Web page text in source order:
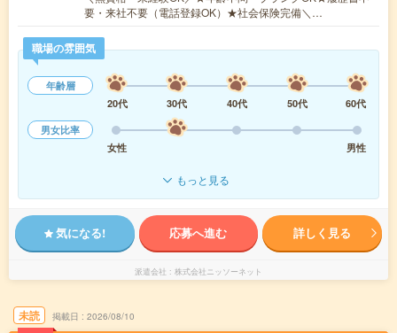
要・来社不要（電話登録OK）★社会保険完備＼…
職場の雰囲気
年齢層
20代
30代 40代 50代
60代
男女比率
女性
男性
もっと見る
気になる! 応募へ進む 詳しく見る
派遣会社 株式会社ニッソーネット
未読 掲載日 2026/08/10